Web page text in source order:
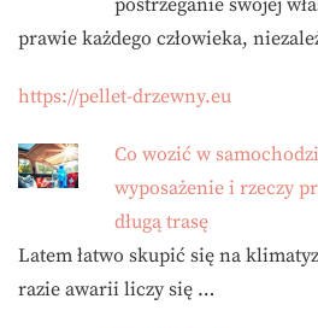
prawie każdego człowieka,
https://pellet-drzewny.eu
Co wozić w
wyposażenie i rzeczy
długą trasę
Latem łatwo skupić się na
razie awarii liczy się …